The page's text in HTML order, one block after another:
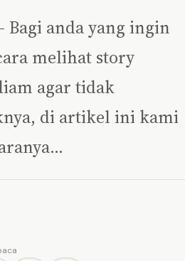
Bagi anda yang ingin
melihat story
agar tidak
di artikel ini kami